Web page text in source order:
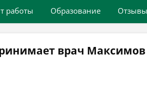
работы Образование
врач